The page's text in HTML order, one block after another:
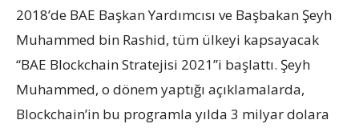
2018’de BAE Başkan Yardımcısı ve Başbakan Şeyh
Muhammed bin Rashid, tüm ülkeyi kapsayacak
“BAE Blockchain Stratejisi 2021”i başlattı. Şeyh
Muhammed, o dönem yaptığı açıklamalarda,
Blockchain’in bu programla yılda 3 milyar dolara